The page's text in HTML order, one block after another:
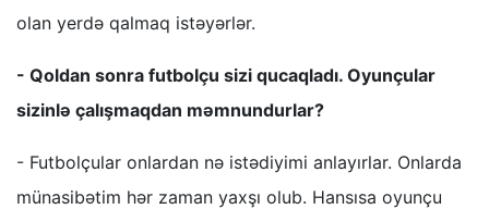
olan yerdə qalmaq istəyərlər.
- Qoldan sonra futbolçu sizi qucaqladı. Oyunçular
sizinlə çalışmaqdan məmnundurlar?
- Futbolçular onlardan nə istədiyimi anlayırlar. Onlarda
münasibətim hər zaman yaxşı olub. Hansısa oyunçu